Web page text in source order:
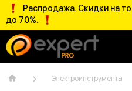
Распродажа. Скидки на
до 70%.
Электроинструменты